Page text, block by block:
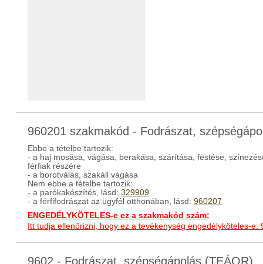
960201 szakmakód - Fodrászat,
Ebbe a tételbe tartozik:
- a haj mosása, vágása, berakása, szárítása, festése,
férfiak részére
- a borotválás, szakáll vágása
Nem ebbe a tételbe tartozik:
- a parókakészítés, lásd:329909
- a férfifodrászat az ügyfél otthonában, lásd:960207
ENGEDÉLYKÖTELES-e ez a szakmakód szám:
Itt tudja ellenőrizni, hogy ez a tevékenység engedélyköteles-e:
9602 - Fodrászat, szépségápolás (TEÁOR)